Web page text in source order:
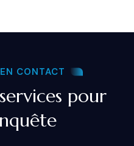
CONTACT
pour